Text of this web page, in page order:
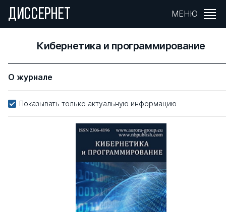
ДИССЕРНЕТ МЕНЮ
Кибернетика и программирование
О журнале
Показывать только актуальную информацию